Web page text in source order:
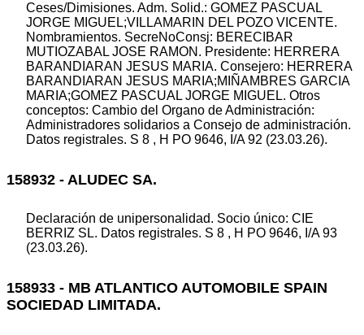
Ceses/Dimisiones. Adm. Solid.: GOMEZ PASCUAL
JORGE MIGUEL;VILLAMARIN DEL POZO VICENTE.
Nombramientos. SecreNoConsj: BERECIBAR
MUTIOZABAL JOSE RAMON. Presidente: HERRERA
BARANDIARAN JESUS MARIA. Consejero: HERRERA
BARANDIARAN JESUS MARIA;MIÑAMBRES GARCIA
MARIA;GOMEZ PASCUAL JORGE MIGUEL. Otros
conceptos: Cambio del Organo de Administración:
Administradores solidarios a Consejo de administración.
Datos registrales. S 8 , H PO 9646, I/A 92 (23.03.26).
158932 - ALUDEC SA.
Declaración de unipersonalidad. Socio único: CIE
BERRIZ SL. Datos registrales. S 8 , H PO 9646, I/A 93
(23.03.26).
158933 - MB ATLANTICO AUTOMOBILE SPAIN
SOCIEDAD LIMITADA.